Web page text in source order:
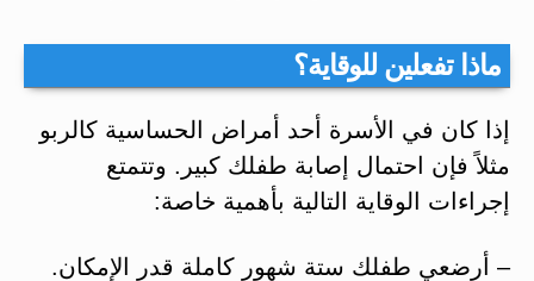
ماذا تفعلين للوقاية؟
إذا كان في الأسرة أحد أمراض الحساسية كالربو
مثلاً فإن احتمال إصابة طفلك كبير. وتتمتع
إجراءات الوقاية التالية بأهمية خاصة:
– أرضعي طفلك ستة شهور كاملة قدر الإمكان.